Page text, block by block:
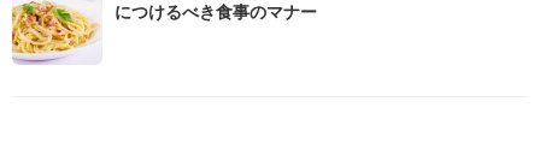
につけるべき食事のマナー